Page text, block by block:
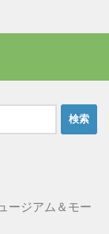
ージアム＆モー